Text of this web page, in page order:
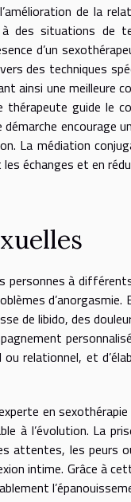
de la
des situations de
d’un
des techniques
ainsi une meilleure
thérapeute guide le
encourage
La médiation
échanges et en
personnes à
de libido, des
ou relationnel, et
en
à l’évolution. La
attentes, les peurs
intime. Grâce à